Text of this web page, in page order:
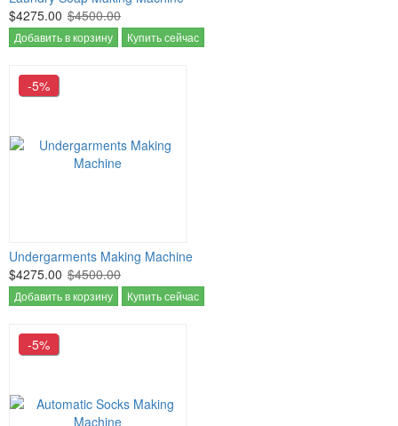
$4275.00 $4500.00
Добавить в корзину Купить сейчас
-5%
Undergarments Making Machine
$4275.00 $4500.00
Добавить в корзину Купить сейчас
-5%